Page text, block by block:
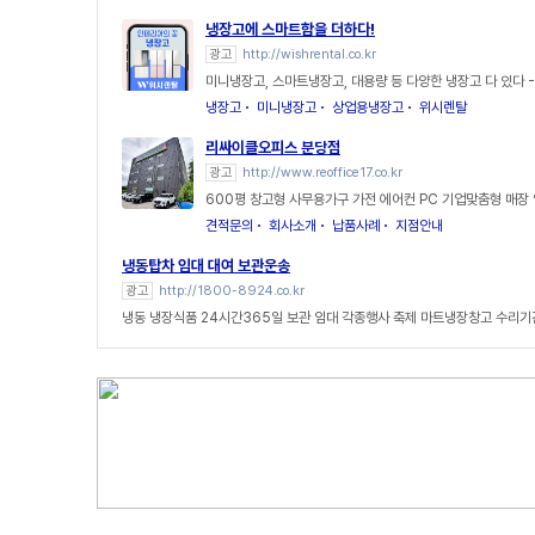
냉장고에 스마트함을 더하다!
광고 http://wishrental.co.kr
미니냉장고, 스마트냉장고, 대용량 등 다양한 냉장고 다 있
냉장고
미니냉장고 상업용냉장고 위시렌탈
리싸이클오피스 분당점
광고 http://www.reoffice17.co.kr
600평 창고형 사무용가구 가전 에어컨 PC 기업맞춤형 매장
견적문의
회사소개 납품사례 지점안내
냉동탑차 임대 대여 보관운송
광고 http://1800-8924.co.kr
냉동 냉장식품 24시간365일 보관 임대 각종행사 축제 마트냉장창고 수리기